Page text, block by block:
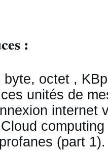
:
byte, octet ,
unités de
internet
(part 1).